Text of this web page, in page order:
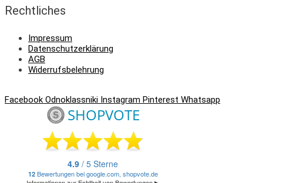
Rechtliches
Impressum
Datenschutzerklärung
AGB
Widerrufsbelehrung
Facebook Odnoklassniki Instagram Pinterest Whatsapp